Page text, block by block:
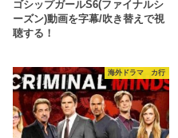
ゴシップガールS6(ファイナルシ
ーズン)動画を字幕/吹き替えで視
聴する！
海外ドラマ カ行